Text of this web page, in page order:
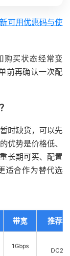
可用优惠码与使
购买状态经常变
前再确认一次配
时缺货，可以先
优势是价格低、
长期可买、配置
适合作为替代选
带宽 推荐
1Gbps
DC2